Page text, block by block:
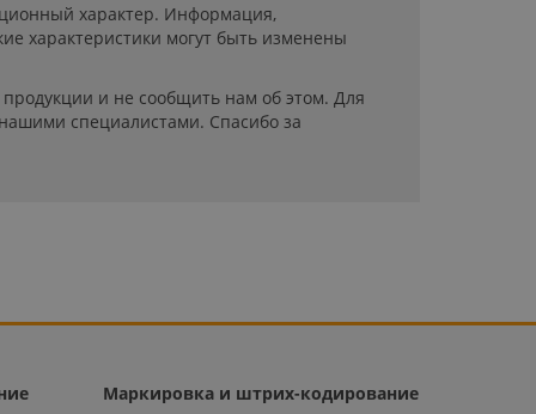
характер. Информация,
характеристики могут быть изменены
и не сообщить нам об этом. Для
специалистами. Спасибо за
Маркировка и штрих-кодирование